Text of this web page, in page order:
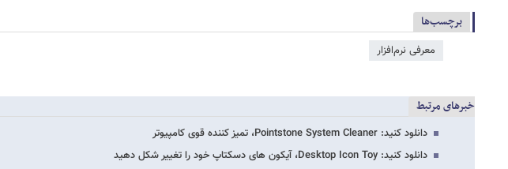
برچسب‌ها
معرفی نرم‌افزار
خبرهای مرتبط
دانلود کنید: Pointstone System Cleaner، تمیز کننده قوی کامپیوتر
دانلود کنید: Desktop Icon Toy، آیکون های دسکتاپ خود را تغییر شکل دهید